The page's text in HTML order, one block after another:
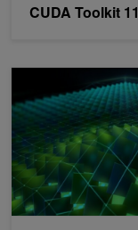
CUDA Toolkit
在 CUDA 11 . 5 工具